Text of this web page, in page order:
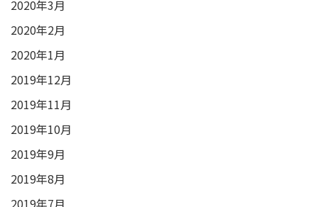
2020年3月
2020年2月
2020年1月
2019年12月
2019年11月
2019年10月
2019年9月
2019年8月
2019年7月